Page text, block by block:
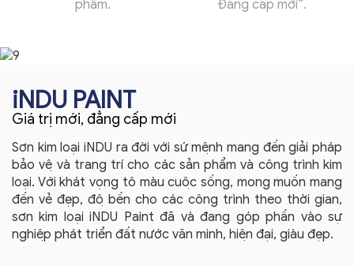
phẩm.
Đẳng cấp mới”.
iNDU PAINT
Giá trị mới, đẳng cấp mới
Sơn kim loại iNDU ra đời với sứ mệnh mang đến giải pháp
bảo vệ và trang trí cho các sản phẩm và công trình kim
loại. Với khát vọng tô màu cuộc sống, mong muốn mang
đến vẻ đẹp, độ bền cho các công trình theo thời gian,
sơn kim loại iNDU Paint đã và đang góp phần vào sự
nghiệp phát triển đất nước văn minh, hiện đại, giàu đẹp.